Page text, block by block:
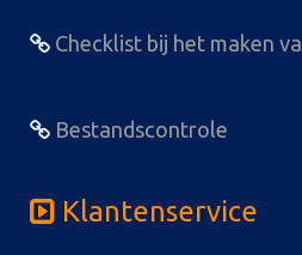
Checklist bij het maken
Bestandscontrole
Klantenservice